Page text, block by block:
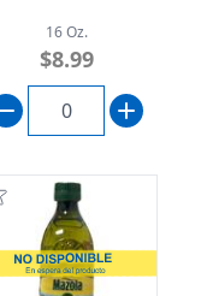
16 Oz.
$8.99